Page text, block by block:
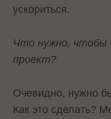
ускориться.
Что нужно, чтобы
проект?
Очевидно, нужно
Как это сделать?